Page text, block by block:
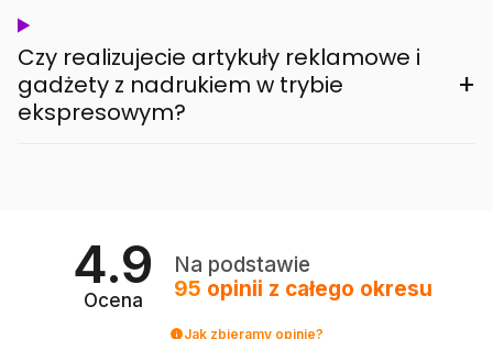
Czy realizujecie artykuły reklamowe i
gadżety z nadrukiem w trybie
ekspresowym?
+
4.9
Ocena
Na podstawie
95 opinii z całego okresu
Jak zbieramy opinie?